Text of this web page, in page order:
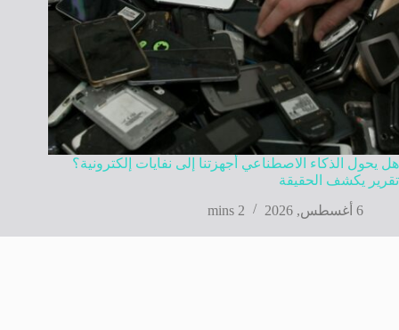
هل يحول الذكاء الاصطناعي أجهزتنا إلى نفايات إلكترونية؟
تقرير يكشف الحقيقة
6 أغسطس, 2026
2 mins